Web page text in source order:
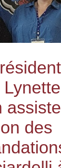
des